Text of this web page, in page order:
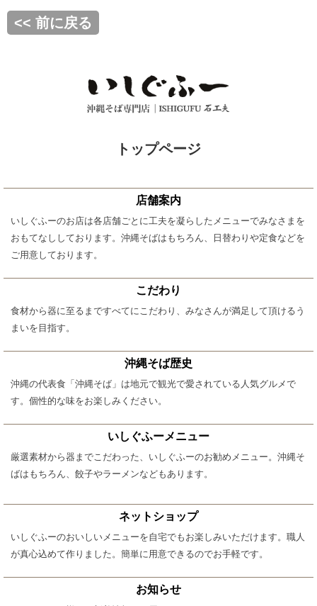
<< 前に戻る
トップページ
店舗案内
いしぐふーのお店は各店舗ごとに工夫を凝らしたメニューでみなさまを
おもてなししております。沖縄そばはもちろん、日替わりや定食などを
ご用意しております。
こだわり
食材から器に至るまですべてにこだわり、みなさんが満足して頂けるう
まいを目指す。
沖縄そば歴史
沖縄の代表食「沖縄そば」は地元で観光で愛されている人気グルメで
す。個性的な味をお楽しみください。
いしぐふーメニュー
厳選素材から器までこだわった、いしぐふーのお勧めメニュー。沖縄そ
ばはもちろん、餃子やラーメンなどもあります。
ネットショップ
いしぐふーのおいしいメニューを自宅でもお楽しみいただけます。職人
が真心込めて作りました。簡単に用意できるのでお手軽です。
お知らせ